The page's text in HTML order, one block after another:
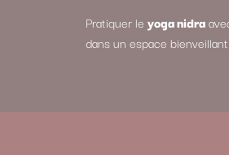
Pratiquer le yoga nidra
dans un espace